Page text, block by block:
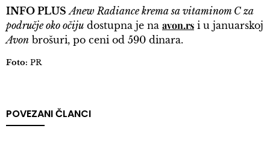
INFO PLUS Anew Radiance krema sa vitaminom C za
područje oko očiju dostupna je na avon.rs i u januarskoj
Avon brošuri, po ceni od 590 dinara.
Foto: PR
POVEZANI ČLANCI